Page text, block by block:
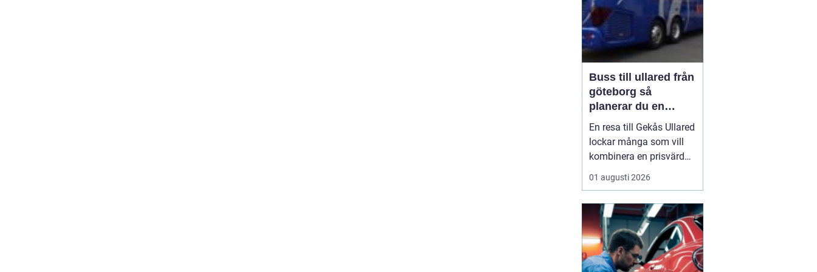
Buss till ullared från
göteborg så
planerar du en
smidig shoppingdag
En resa till Gekås Ullared
lockar många som vill
kombinera en prisvärd
shoppingdag med en
enkel och bekväm
till Ullared från Göteborg
gördagen mindre
stressig än om ...
01 augusti 2026